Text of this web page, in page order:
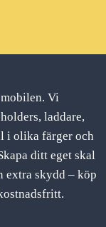
Vi
laddare,
i olika färger och
ditt eget skal
extra skydd – köp